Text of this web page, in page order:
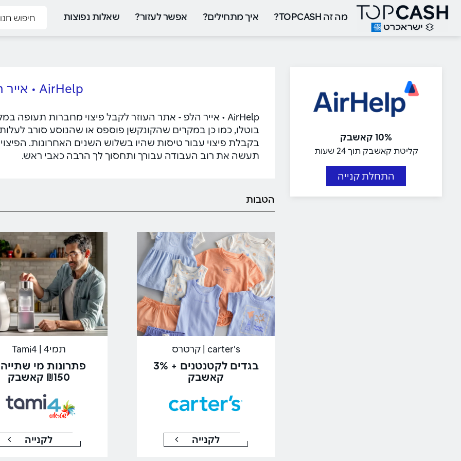
מה זה TOPCASH? איך מתחילים? אפשר לעזור? שאלות נפוצות
10% קאשבק
קליטת קאשבק תוך 24 שעות
התחלת קנייה
AirHelp • אייר הלפ
בוטלו, כמו כן במקרים שהקונקשן פוספס או שהנוסע סורב לעלות
תעשה את רוב העבודה עבורך ותחסוך לך הרבה כאבי ראש.
הטבות
carter's | קרטרס
בגדים לקטנטנים + 3%
קאשבק
לקנייה
תמי4 | Tami4
פתרונות מי
₪150 קאשבק
לקנייה